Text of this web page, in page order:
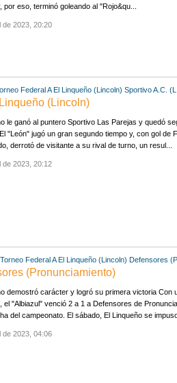
por eso, terminó goleando al "Rojo&qu...
de 2023, 20:20
Federal A El Linqueño (Lincoln) Sportivo A.C.
(Lincoln)
le ganó al puntero Sportivo Las Parejas y quedó
"León" jugó un gran segundo tiempo y, con gol de
derrotó de visitante a su rival de turno, un resul...
de 2023, 20:12
Torneo Federal A El Linqueño (Lincoln) Defensores
(Pronunciamiento)
demostró carácter y logró su primera victoria Con
el "Albiazul" venció 2 a 1 a Defensores de
del campeonato. El sábado, El Linqueño se impuso
de 2023, 04:06